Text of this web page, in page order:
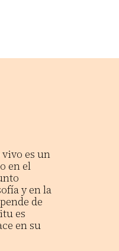
es un
en el
y en la
de
es
en su